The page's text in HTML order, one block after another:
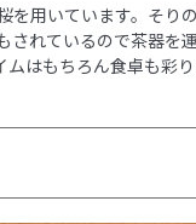
を用いています。そり
されているので茶器を
はもちろん食卓も彩り